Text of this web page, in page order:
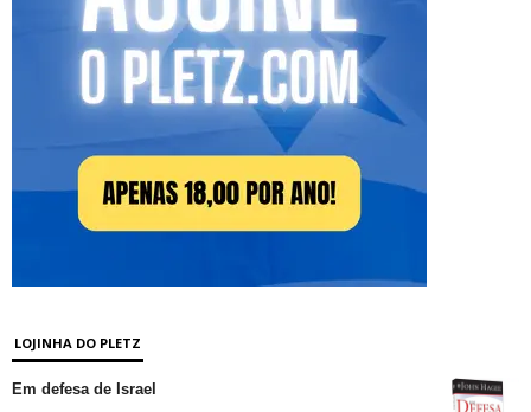
LOJINHA DO PLETZ
Em defesa de Israel